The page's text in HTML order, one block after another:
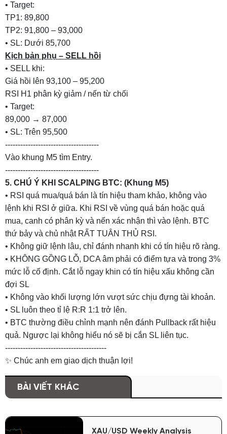
• Target:
TP1: 89,800
TP2: 91,800 – 93,000
• SL: Dưới 85,700
Kịch bản phụ – SELL hồi
• SELL khi:
Giá hồi lên 93,100 – 95,200
RSI H1 phân kỳ giảm / nến từ chối
• Target:
89,000 → 87,000
• SL: Trên 95,500
-------------------------------------
Vào khung M5 tìm Entry.
-------------------------------------
5. CHÚ Ý KHI SCALPING BTC: (Khung M5)
• RSI quá mua/quá bán là tín hiệu tham khảo, không vào
lệnh khi RSI ở giữa. Khi RSI về vùng quá bán hoặc quá
mua, canh có phân kỳ và nến xác nhận thì vào lệnh. BTC
thứ bảy và chủ nhật RẤT TUÂN THỦ RSI.
• Không giữ lệnh lâu, chỉ đánh nhanh khi có tín hiệu rõ ràng.
• KHÔNG GỒNG LỖ, DCA âm phải có điểm tựa và trong 3%
mức lỗ cố định. Cắt lỗ ngay khin có tín hiệu xấu không cần
đợi SL
• Không vào khối lượng lớn vượt sức chịu đựng tài khoản.
• SL luôn theo tỉ lệ R:R 1:1 trở lên.
• BTC thường điều chỉnh mạnh nên đánh Pullback rất hiệu
quả. Ngược lại không hiểu nó sẽ bị cắn SL liên tục.
----------------------------------------
✨ Chúc anh em giao dịch thuận lợi!
BÀI VIẾT KHÁC
XAU/USD Weekly Analysis